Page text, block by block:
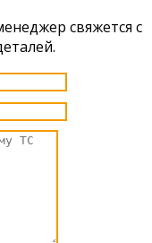
свяжется с